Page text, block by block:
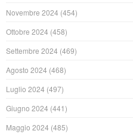
Novembre 2024 (454)
Ottobre 2024 (458)
Settembre 2024 (469)
Agosto 2024 (468)
Luglio 2024 (497)
Giugno 2024 (441)
Maggio 2024 (485)